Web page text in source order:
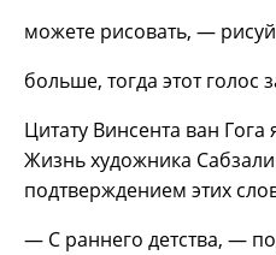
можете рисовать, —
больше, тогда этот голос
Цитату Винсента ван
Жизнь художника
подтверждением этих
— С раннего детства, —